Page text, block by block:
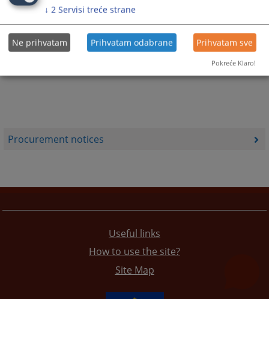
Procurement notices
Useful links
How to use the site?
Site Map
↓ 2 Servisi treće strane
Ne prihvatam Prihvatam odabrane Prihvatam sve
Pokreće Klaro!